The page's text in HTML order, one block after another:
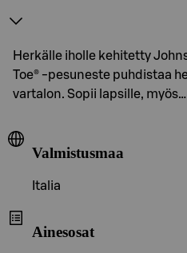
Herkälle iholle kehitetty
Toe® -pesuneste puhdistaa
vartalon. Sopii lapsille, myös…
Valmistusmaa
Italia
Ainesosat